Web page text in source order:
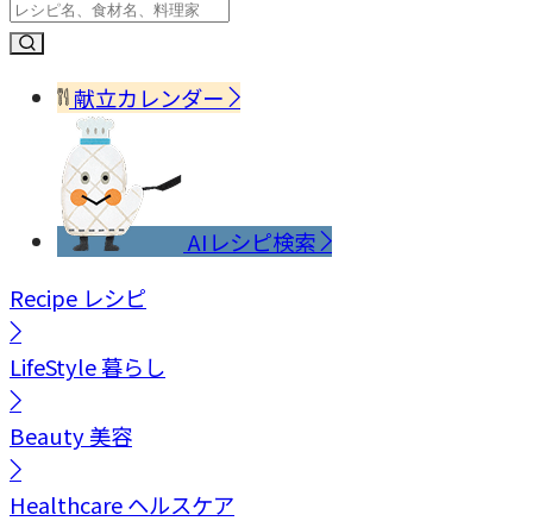
献立カレンダー
AIレシピ検索
Recipe レシピ
LifeStyle暮らし
Beauty美容
Healthcareヘルスケア